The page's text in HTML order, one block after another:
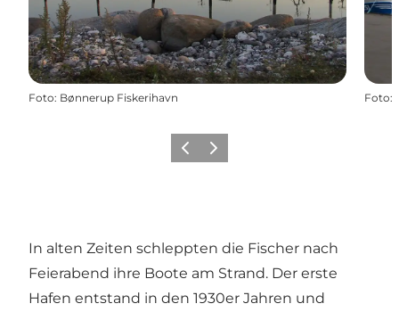
Foto: Bønnerup Fiskerihavn Foto:
ZurückWeiter
In alten Zeiten schleppten die Fischer nach
Feierabend ihre Boote am Strand. Der erste
Hafen entstand in den 1930er Jahren und